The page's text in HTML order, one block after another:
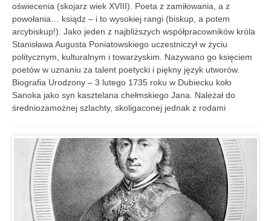
oświecenia (skojarz wiek XVIII). Poeta z zamiłowania, a z
powołania… ksiądz – i to wysokiej rangi (biskup, a potem
arcybiskup!). Jako jeden z najbliższych współpracowników króla
Stanisława Augusta Poniatowskiego uczestniczył w życiu
politycznym, kulturalnym i towarzyskim. Nazywano go księciem
poetów w uznaniu za talent poetycki i piękny język utworów.
Biografia Urodzony – 3 lutego 1735 roku w Dubiecku koło
Sanoka jako syn kasztelana chełmskiego Jana. Należał do
średniozamożnej szlachty, skoligaconej jednak z rodami